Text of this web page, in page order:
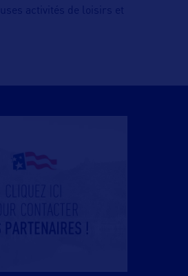
activités de loisirs et